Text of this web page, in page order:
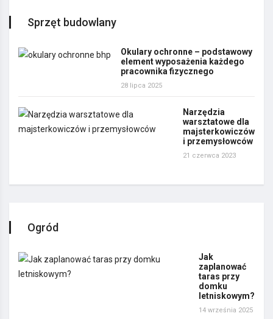
Sprzęt budowlany
Okulary ochronne – podstawowy
element wyposażenia każdego
pracownika fizycznego
28 lipca 2025
Narzędzia
warsztatowe dla
majsterkowiczów
i przemysłowców
21 czerwca 2023
Ogród
Jak
zaplanować
taras przy
domku
letniskowym?
14 września 2025